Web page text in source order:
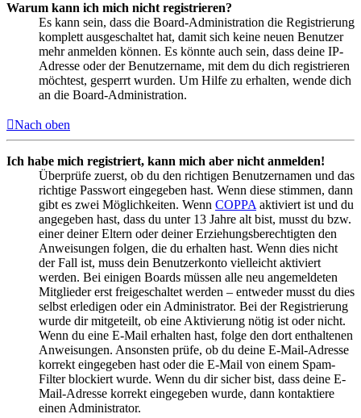
Warum kann ich mich nicht registrieren?
Es kann sein, dass die Board-Administration die Registrierung
komplett ausgeschaltet hat, damit sich keine neuen Benutzer
mehr anmelden können. Es könnte auch sein, dass deine IP-
Adresse oder der Benutzername, mit dem du dich registrieren
möchtest, gesperrt wurden. Um Hilfe zu erhalten, wende dich
an die Board-Administration.
Nach oben
Ich habe mich registriert, kann mich aber nicht anmelden!
Überprüfe zuerst, ob du den richtigen Benutzernamen und das
richtige Passwort eingegeben hast. Wenn diese stimmen, dann
gibt es zwei Möglichkeiten. Wenn COPPA aktiviert ist und du
angegeben hast, dass du unter 13 Jahre alt bist, musst du bzw.
einer deiner Eltern oder deiner Erziehungsberechtigten den
Anweisungen folgen, die du erhalten hast. Wenn dies nicht
der Fall ist, muss dein Benutzerkonto vielleicht aktiviert
werden. Bei einigen Boards müssen alle neu angemeldeten
Mitglieder erst freigeschaltet werden – entweder musst du dies
selbst erledigen oder ein Administrator. Bei der Registrierung
wurde dir mitgeteilt, ob eine Aktivierung nötig ist oder nicht.
Wenn du eine E-Mail erhalten hast, folge den dort enthaltenen
Anweisungen. Ansonsten prüfe, ob du deine E-Mail-Adresse
korrekt eingegeben hast oder die E-Mail von einem Spam-
Filter blockiert wurde. Wenn du dir sicher bist, dass deine E-
Mail-Adresse korrekt eingegeben wurde, dann kontaktiere
einen Administrator.